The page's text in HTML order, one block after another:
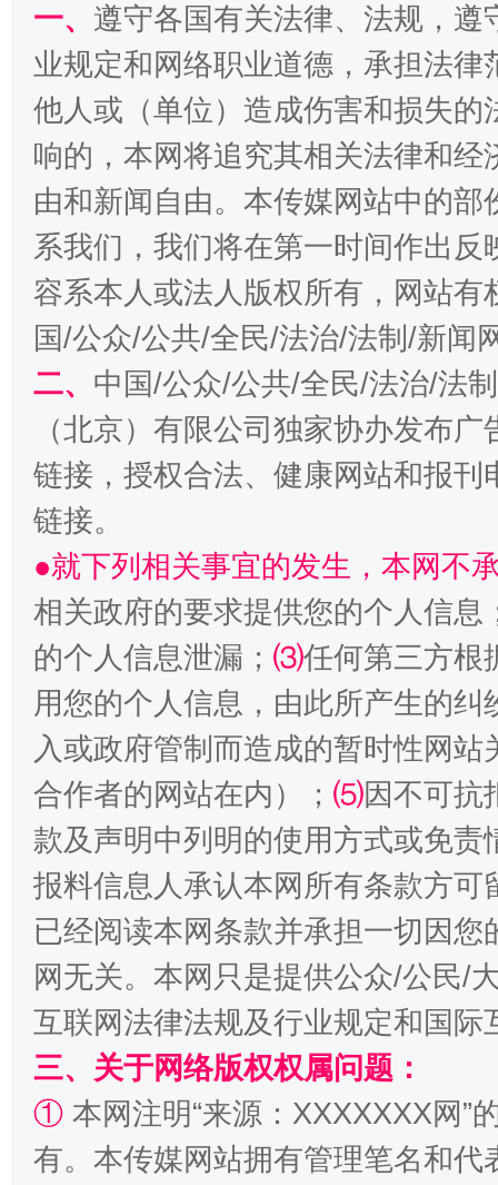
在谋一域中谋全局
今
习近平的博鳌关键词
魏明亮
“刷贴”乱象丛生
生
揭批美国五大"原罪" "炒
一、 遵守各国有关法律、法规，
业规定和网络职业道德，承担法
他人或（单位）造成伤害和损失
响的，本网将追究其相关法律和
由和新闻自由。本传媒网站中的
系我们，我们将在第一时间作出
容系本人或法人版权所有，网站
国/公众/公共/全民/法治/法制/新闻
二、 中国/公众/公共/全民/法治/法
（北京）有限公司独家协办发布
链接，授权合法、健康网站和报
链接。
●就下列相关事宜的发生，本网不
相关政府的要求提供您的个人信息
的个人信息泄漏； ⑶任何第三方根
用您的个人信息，由此所产生的纠
入或政府管制而造成的暂时性网
合作者的网站在内）； ⑸因不可抗
款及声明中列明的使用方式或免责
报料信息人承认本网所有条款方
已经阅读本网条款并承担一切因
网无关。本网只是提供公众/公民/
互联网法律法规及行业规定和国
三、关于网络版权权属问题：
① 本网注明“来源：XXXXXXX网”
有。本传媒网站拥有管理笔名和